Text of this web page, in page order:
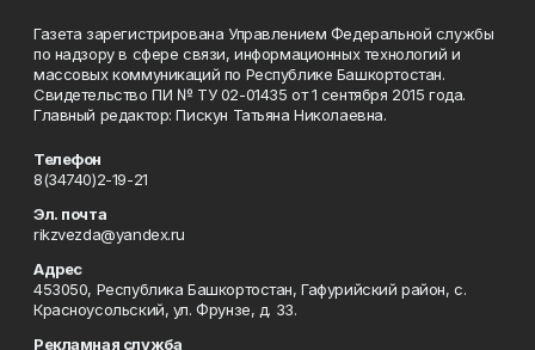
Газета зарегистрирована Управлением Федеральной службы
по надзору в сфере связи, информационных технологий и
массовых коммуникаций по Республике Башкортостан.
Свидетельство ПИ № ТУ 02-01435 от 1 сентября 2015 года.
Главный редактор: Пискун Татьяна Николаевна.
Телефон
8(34740)2-19-21
Эл. почта
rikzvezda@yandex.ru
Адрес
453050, Республика Башкортостан, Гафурийский район, с.
Красноусольский, ул. Фрунзе, д. 33.
Рекламная служба